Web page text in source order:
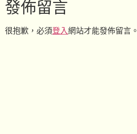
發佈留言
很抱歉，必須登入網站才能發佈留言。